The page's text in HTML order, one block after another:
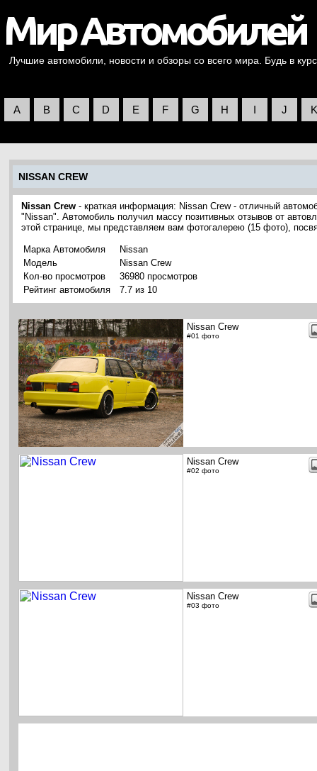
Лучшие автомобили, новости и обзоры со всего мира. Будь в
A B C D E F G H I J K
NISSAN CREW
Nissan Crew - краткая информация: Nissan Crew - отличный
"Nissan". Автомобиль получил массу позитивных отзывов от
этой странице, мы представляем вам фотогалерею (15 фото),
Марка Автомобиля
Nissan
Модель
Nissan Crew
Кол-во просмотров
36980 просмотров
Рейтинг автомобиля
7.7 из 10
Nissan Crew
#01 фото
Nissan Crew
#02 фото
Nissan Crew
#03 фото